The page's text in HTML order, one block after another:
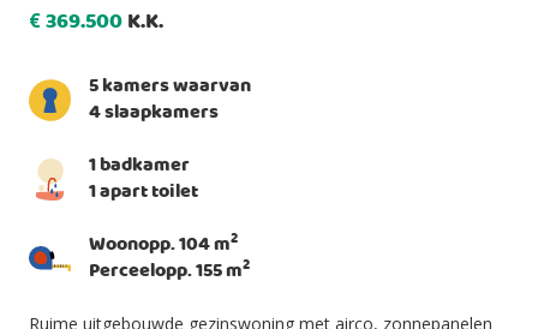
€369.500K.K.
5 kamers waarvan
4 slaapkamers
1 badkamer
1 apart toilet
Woonopp. 104 m2
Perceelopp. 155 m2
Ruime uitgebouwde gezinswoning met airco, zonnepanelen